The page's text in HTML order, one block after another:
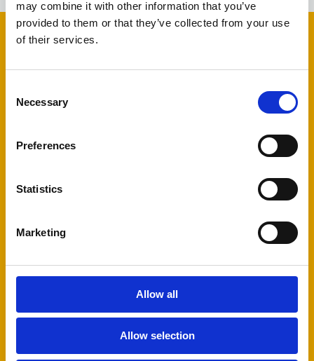
may combine it with other information that you’ve
provided to them or that they’ve collected from your use
of their services.
Selection
Necessary
Preferences
Statistics
Marketing
Allow all
Allow selection
End-to-End-